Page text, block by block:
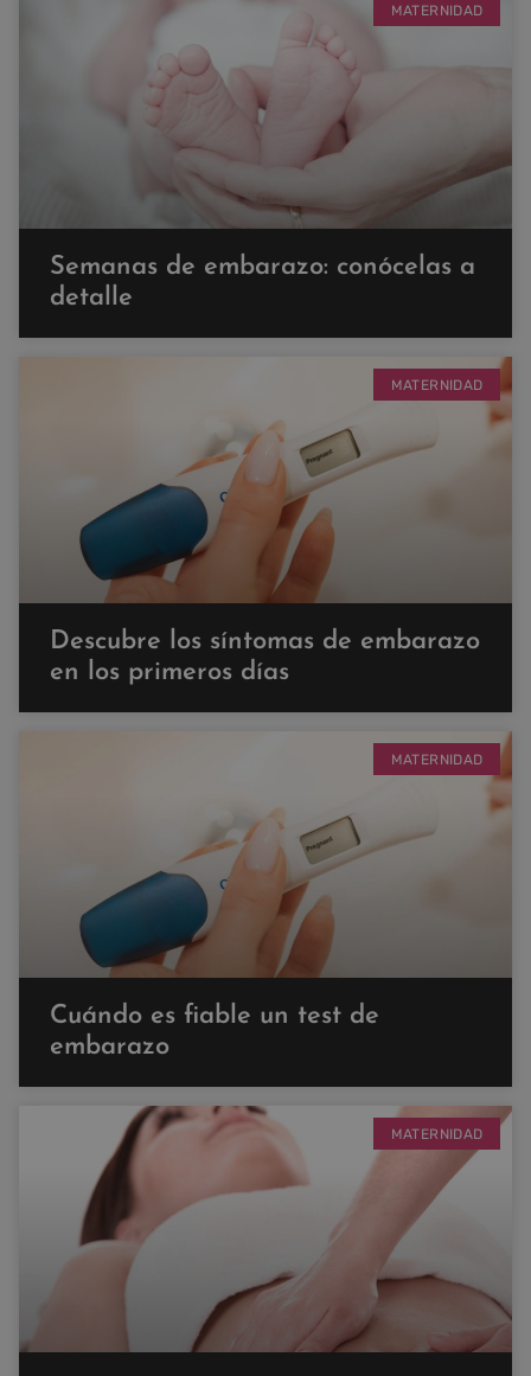
MATERNIDAD
Semanas de embarazo: conócelas a
detalle
MATERNIDAD
Descubre los síntomas de embarazo
en los primeros días
MATERNIDAD
Cuándo es fiable un test de
embarazo
MATERNIDAD